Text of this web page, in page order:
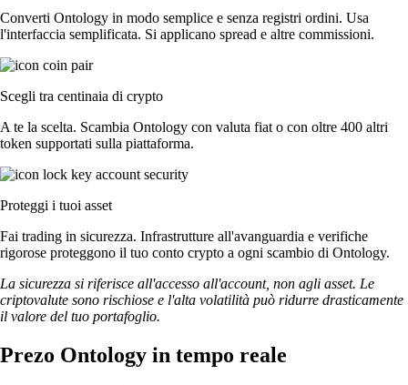
Converti Ontology in modo semplice e senza registri ordini. Usa
l'interfaccia semplificata. Si applicano spread e altre commissioni.
Scegli tra centinaia di crypto
A te la scelta. Scambia Ontology con valuta fiat o con oltre 400 altri
token supportati sulla piattaforma.
Proteggi i tuoi asset
Fai trading in sicurezza. Infrastrutture all'avanguardia e verifiche
rigorose proteggono il tuo conto crypto a ogni scambio di Ontology.
La sicurezza si riferisce all'accesso all'account, non agli asset. Le
criptovalute sono rischiose e l'alta volatilità può ridurre drasticamente
il valore del tuo portafoglio.
Prezo Ontology in tempo reale